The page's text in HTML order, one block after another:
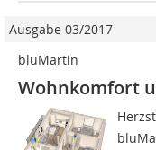
Ausgabe 03/2017
bluMartin
Wohnkomfort